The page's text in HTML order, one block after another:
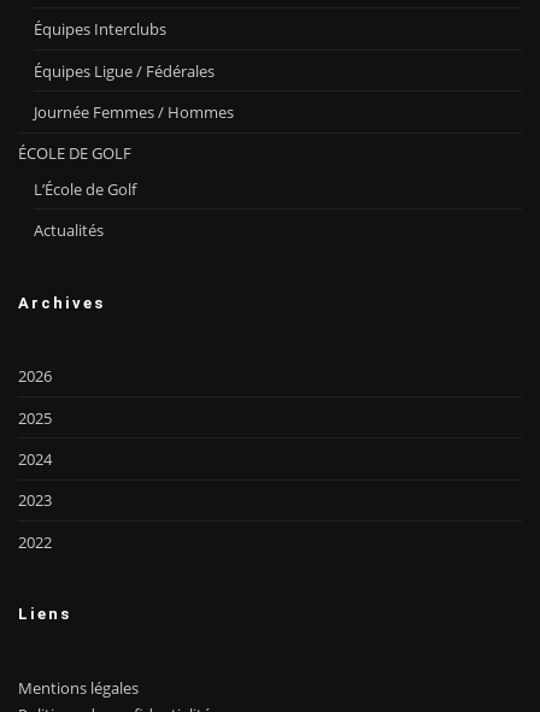
Équipes Interclubs
Équipes Ligue / Fédérales
Journée Femmes / Hommes
ÉCOLE DE GOLF
L’École de Golf
Actualités
Archives
2026
2025
2024
2023
2022
Liens
Mentions légales